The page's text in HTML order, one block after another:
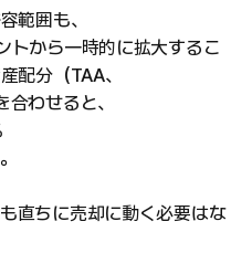
範囲も、
トから一時的に拡大するこ
配分（TAA、
わせると、
直ちに売却に動く必要はな